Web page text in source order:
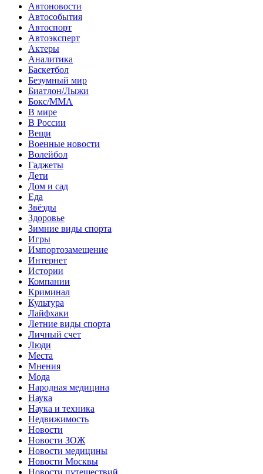
Автоновости
Автособытия
Автоспорт
Автоэксперт
Актеры
Аналитика
Баскетбол
Безумный мир
Биатлон/Лыжи
Бокс/MMA
В мире
В России
Вещи
Военные новости
Волейбол
Гаджеты
Дети
Дом и сад
Еда
Звёзды
Здоровье
Зимние виды спорта
Игры
Импортозамещение
Интернет
Истории
Компании
Криминал
Культура
Лайфхаки
Летние виды спорта
Личный счет
Люди
Места
Мнения
Мода
Народная медицина
Наука
Наука и техника
Недвижимость
Новости
Новости ЗОЖ
Новости медицины
Новости Москвы
Новости путешествий